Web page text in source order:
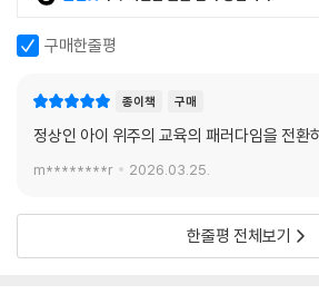
구매한줄평
종이책 구매
정상인 아이 위주의 교육의 패러다임을 전환
m********r 2026.03.25.
한줄평 전체보기